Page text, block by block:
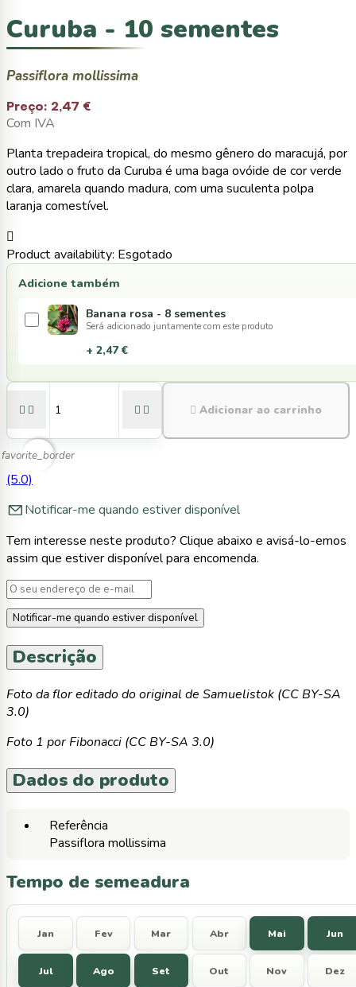
Curuba - 10 sementes
Passiflora mollissima
Preço: 2,47 €
Com IVA
Planta trepadeira tropical, do mesmo gênero do maracujá, por
outro lado o fruto da Curuba é uma baga ovóide de cor verde
clara, amarela quando madura, com uma suculenta polpa
laranja comestível.

Product availability: Esgotado
     Adicionar ao carrinho
favorite_border
Adicione também
Banana rosa - 8 sementes
Será adicionado juntamente com este produto
+ 2,47 €
(5.0)
Notificar-me quando estiver disponível
Tem interesse neste produto? Clique abaixo e avisá-lo-emos
assim que estiver disponível para encomenda.
Notificar-me quando estiver disponível
Descrição
Foto da flor editado do original de Samuelistok (CC BY-SA
3.0)
Foto 1 por Fibonacci (CC BY-SA 3.0)
Dados do produto
Referência
Passiflora mollissima
Tempo de semeadura
Jan Fev Mar Abr Mai Jun
Jul Ago Set Out Nov Dez